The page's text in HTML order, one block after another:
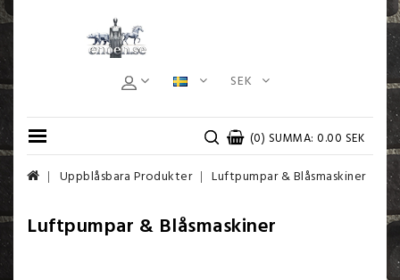
SEK
(0) SUMMA: 0.00 SEK
Uppblåsbara Produkter Luftpumpar & Blåsmaskiner
Luftpumpar & Blåsmaskiner